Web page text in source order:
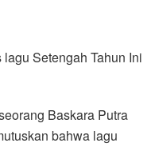
Setengah Tahun Ini
Baskara Putra
bahwa lagu